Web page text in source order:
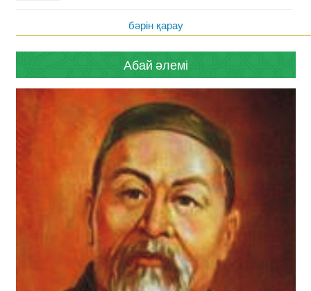
бәрін қарау
Абай әлемі